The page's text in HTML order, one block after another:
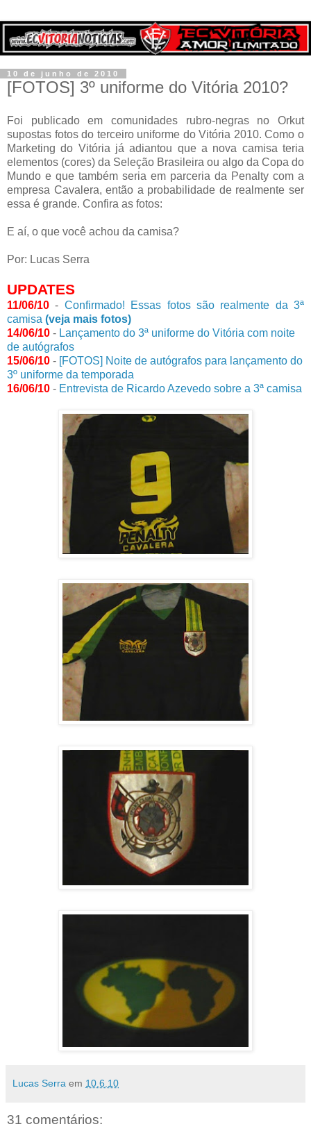
10 de junho de 2010
[FOTOS] 3º uniforme do Vitória 2010?
Foi publicado em comunidades rubro-negras no Orkut
supostas fotos do terceiro uniforme do Vitória 2010. Como o
Marketing do Vitória já adiantou que a nova camisa teria
elementos (cores) da Seleção Brasileira ou algo da Copa do
Mundo e que também seria em parceria da Penalty com a
empresa Cavalera, então a probabilidade de realmente ser
essa é grande. Confira as fotos:
E aí, o que você achou da camisa?
Por: Lucas Serra
UPDATES
11/06/10 - Confirmado! Essas fotos são realmente da 3ª
camisa (veja mais fotos)
14/06/10 - Lançamento do 3ª uniforme do Vitória com noite
de autógrafos
15/06/10 - [FOTOS] Noite de autógrafos para lançamento do
3º uniforme da temporada
16/06/10 - Entrevista de Ricardo Azevedo sobre a 3ª camisa
Lucas Serra em 10.6.10
31 comentários: